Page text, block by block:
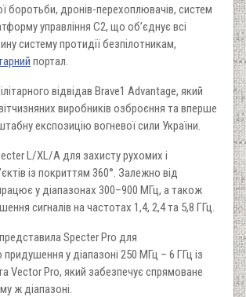
боротьби, дронів-перехоплювачів, систем
управління C2, що об’єднує всі
систему протидії безпілотникам,
портал.
відвідав Brave1 Advantage, який
виробників озброєння та вперше
експозицію вогневої сили України.
L/XL/A для захисту рухомих і
із покриттям 360°. Залежно від
у діапазонах 300–900 МГц, а також
сигналів на частотах 1,4, 2,4 та 5,8 ГГц.
Specter Pro для
у діапазоні 250 МГц – 6 ГГц із
Vector Pro, який забезпечує спрямоване
ж діапазоні.